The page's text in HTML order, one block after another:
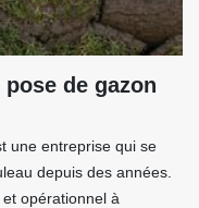
de gazon
une entreprise qui se
depuis des années.
opérationnel à